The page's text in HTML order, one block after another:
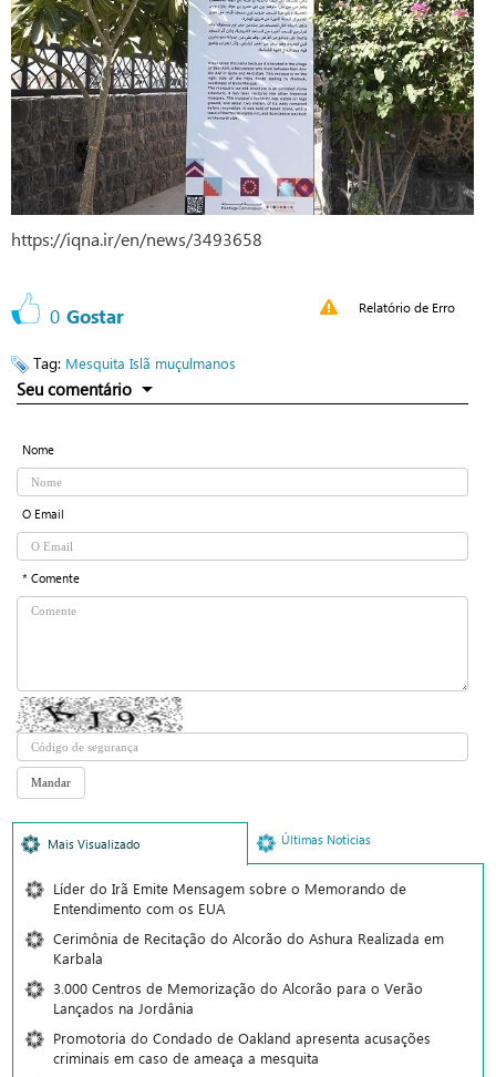
https://iqna.ir/en/news/3493658
0 Gostar Relatório de Erro
Tag: Mesquita Islã muçulmanos
Seu comentário
Nome
O Email
* Comente
Mais Visualizado Últimas Notícias
Líder do Irã Emite Mensagem sobre o Memorando de
Entendimento com os EUA
Cerimônia de Recitação do Alcorão do Ashura Realizada em
Karbala
3.000 Centros de Memorização do Alcorão para o Verão
Lançados na Jordânia
Promotoria do Condado de Oakland apresenta acusações
criminais em caso de ameaça a mesquita